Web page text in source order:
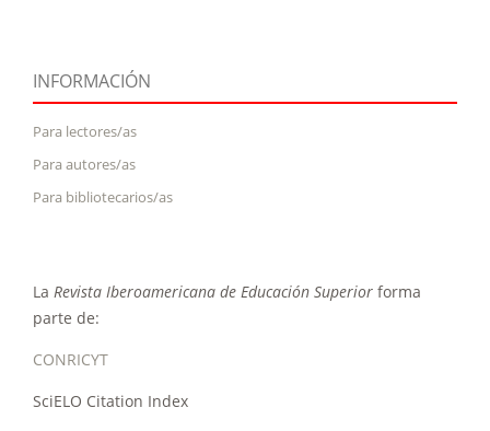
INFORMACIÓN
Para lectores/as
Para autores/as
Para bibliotecarios/as
La Revista Iberoamericana de Educación Superior forma
parte de:
CONRICYT
SciELO Citation Index